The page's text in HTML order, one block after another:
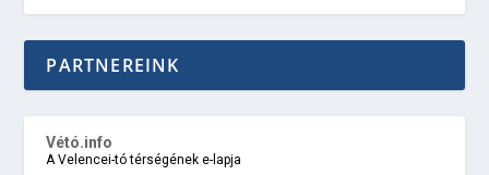
PARTNEREINK
Vétó.info
A Velencei-tó térségének e-lapja